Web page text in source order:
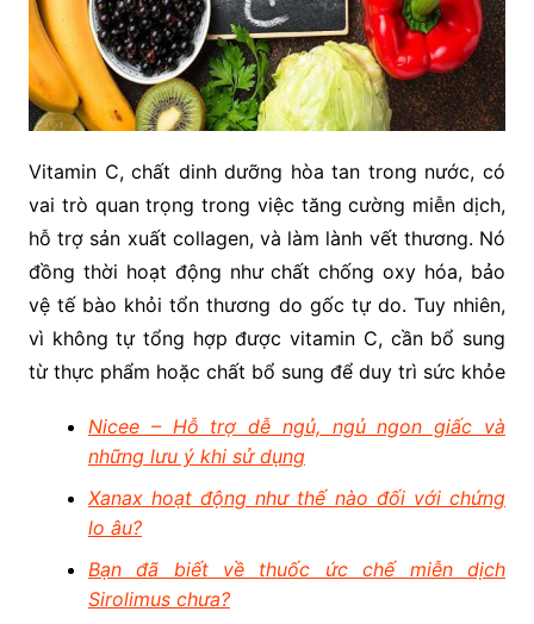
Vitamin C, chất dinh dưỡng hòa tan trong nước, có
vai trò quan trọng trong việc tăng cường miễn dịch,
hỗ trợ sản xuất collagen, và làm lành vết thương. Nó
đồng thời hoạt động như chất chống oxy hóa, bảo
vệ tế bào khỏi tổn thương do gốc tự do. Tuy nhiên,
vì không tự tổng hợp được vitamin C, cần bổ sung
từ thực phẩm hoặc chất bổ sung để duy trì sức khỏe
Nicee – Hỗ trợ dễ ngủ, ngủ ngon giấc và
những lưu ý khi sử dụng
Xanax hoạt động như thế nào đối với chứng
lo âu?
Bạn đã biết về thuốc ức chế miễn dịch
Sirolimus chưa?